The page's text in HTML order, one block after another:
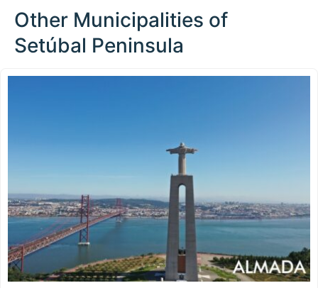
Other Municipalities of
Setúbal Peninsula